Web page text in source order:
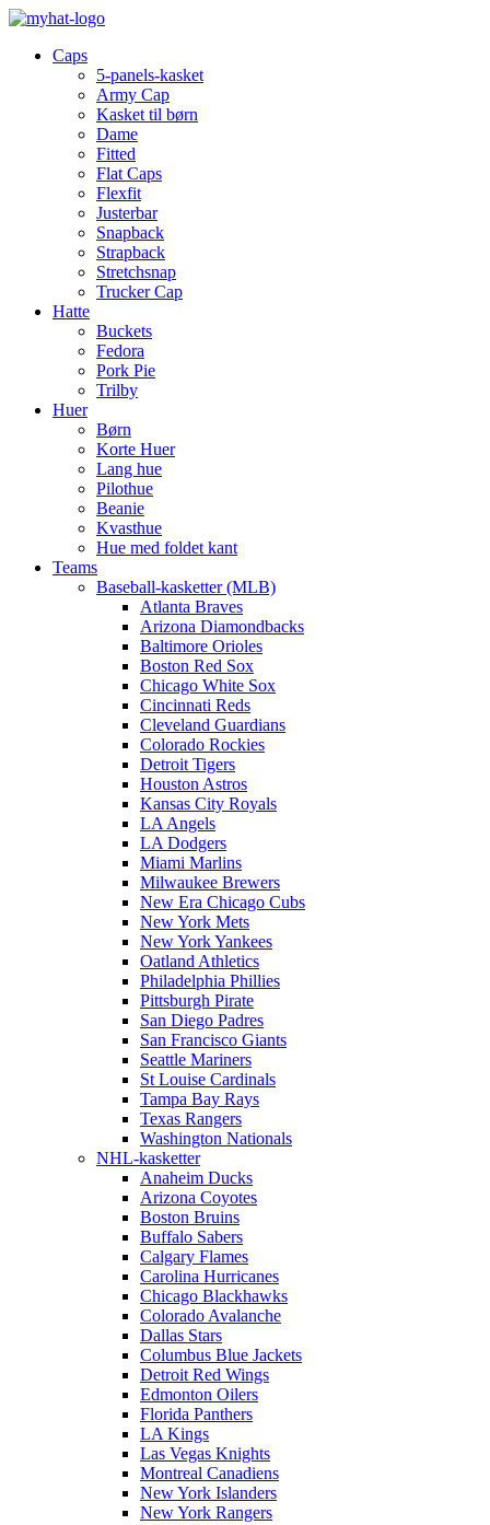
Caps
5-panels-kasket
Army Cap
Kasket til børn
Dame
Fitted
Flat Caps
Flexfit
Justerbar
Snapback
Strapback
Stretchsnap
Trucker Cap
Hatte
Buckets
Fedora
Pork Pie
Trilby
Huer
Børn
Korte Huer
Lang hue
Pilothue
Beanie
Kvasthue
Hue med foldet kant
Teams
Baseball-kasketter (MLB)
Atlanta Braves
Arizona Diamondbacks
Baltimore Orioles
Boston Red Sox
Chicago White Sox
Cincinnati Reds
Cleveland Guardians
Colorado Rockies
Detroit Tigers
Houston Astros
Kansas City Royals
LA Angels
LA Dodgers
Miami Marlins
Milwaukee Brewers
New Era Chicago Cubs
New York Mets
New York Yankees
Oatland Athletics
Philadelphia Phillies
Pittsburgh Pirate
San Diego Padres
San Francisco Giants
Seattle Mariners
St Louise Cardinals
Tampa Bay Rays
Texas Rangers
Washington Nationals
NHL-kasketter
Anaheim Ducks
Arizona Coyotes
Boston Bruins
Buffalo Sabers
Calgary Flames
Carolina Hurricanes
Chicago Blackhawks
Colorado Avalanche
Dallas Stars
Columbus Blue Jackets
Detroit Red Wings
Edmonton Oilers
Florida Panthers
LA Kings
Las Vegas Knights
Montreal Canadiens
New York Islanders
New York Rangers